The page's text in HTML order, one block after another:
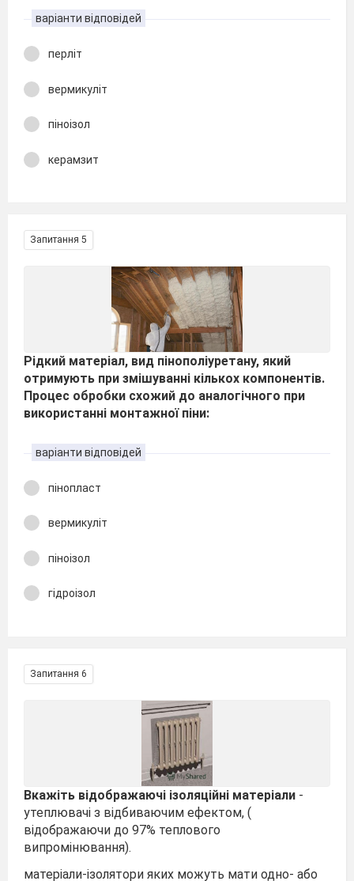
варіанти відповідей
перліт
вермикуліт
піноізол
керамзит
Запитання 5
Рідкий матеріал, вид пінополіуретану, який
отримують при змішуванні кількох компонентів.
Процес обробки схожий до аналогічного при
використанні монтажної піни:
варіанти відповідей
пінопласт
вермикуліт
піноізол
гідроізол
Запитання 6
Вкажіть відображаючі ізоляційні матеріали -
утеплювачі з відбиваючим ефектом, (
відображаючи до 97% теплового
випромінювання).
матеріали-ізолятори яких можуть мати одно- або